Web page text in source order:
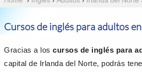
Cursos de inglés para adultos
Gracias a los cursos de inglés para
capital de Irlanda del Norte, podrás